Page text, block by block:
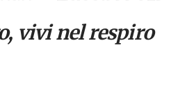
vivi nel respiro